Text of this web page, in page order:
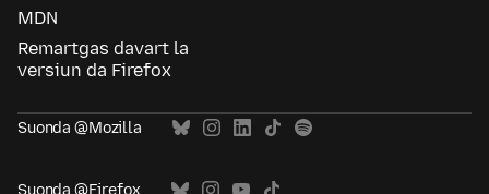
MDN
Remartgas davart la
versiun da Firefox
Suonda @Mozilla